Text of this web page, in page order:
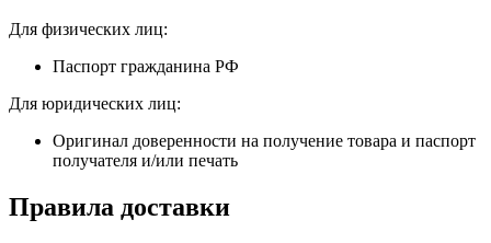
Для физических лиц:
Паспорт гражданина РФ
Для юридических лиц:
Оригинал доверенности на получение товара и паспорт
получателя и/или печать
Правила доставки